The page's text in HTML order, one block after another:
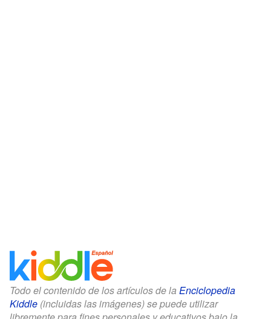
Todo el contenido de los artículos de la Enciclopedia
Kiddle (incluidas las imágenes) se puede utilizar